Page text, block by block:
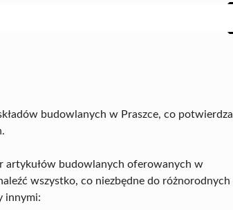
budowlanych w Praszce, co potwierdza
artykułów budowlanych oferowanych w
wszystko, co niezbędne do różnorodnych
innymi: